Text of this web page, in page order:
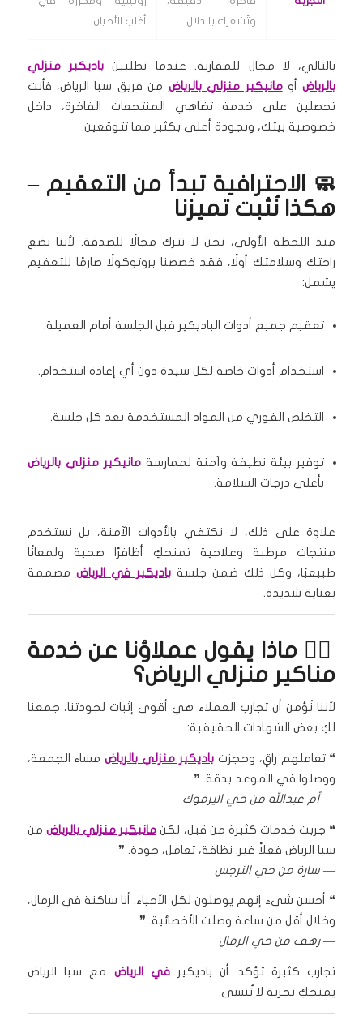
وتُشعرك بالدلال
أغلب الأحيان
بالتالي، لا مجال للمقارنة. عندما تطلبين باديكير منزلي
بالرياضأومانيكير منزلي بالرياض من فريق سبا الرياض، فأنت
تحصلين على خدمة تضاهي المنتجعات الفاخرة، داخل
خصوصية بيتك، وبجودة أعلى بكثير مما تتوقعين.
🧼 الاحترافية تبدأ من التعقيم –
هكذا نُثبت تميزنا
منذ اللحظة الأولى، نحن لا نترك مجالًا للصدفة. لأننا نضع
راحتك وسلامتك أولًا، فقد خصصنا بروتوكولًا صارمًا للتعقيم
يشمل:
تعقيم جميع أدوات الباديكير قبل الجلسة أمام العميلة.
استخدام أدوات خاصة لكل سيدة دون أي إعادة استخدام.
التخلص الفوري من المواد المستخدمة بعد كل جلسة.
توفير بيئة نظيفة وآمنة لممارسةمانيكير منزلي بالرياض
بأعلى درجات السلامة.
علاوة على ذلك، لا نكتفي بالأدوات الآمنة، بل نستخدم
منتجات مرطبة وعلاجية تمنحكِ أظافرًا صحية ولمعانًا
طبيعيًا، وكل ذلك ضمن جلسةباديكير في الرياض مصممة
بعناية شديدة.
🧏‍♀️ ماذا يقول عملاؤنا عن خدمة
مناكير منزلي الرياض؟
لأننا نُؤمن أن تجارب العملاء هي أقوى إثبات لجودتنا، جمعنا
لكِ بعض الشهادات الحقيقية:
❝ تعاملهم راقٍ، وحجزت باديكير منزلي بالرياضمساء الجمعة،
ووصلوا في الموعد بدقة. ❞
—أم عبدالله من حي اليرموك
❝ جربت خدمات كثيرة من قبل، لكن مانيكير منزلي بالرياض من
سبا الرياض فعلاً غير. نظافة، تعامل، جودة. ❞
— سارة من حي النرجس
❝ أحسن شيء إنهم يوصلون لكل الأحياء. أنا ساكنة في الرمال،
وخلال أقل من ساعة وصلت الأخصائية. ❞
—رهف من حي الرمال
تجارب كثيرة تؤكد أن باديكيرفي الرياض مع سبا الرياض
يمنحكِ تجربة لا تُنسى.